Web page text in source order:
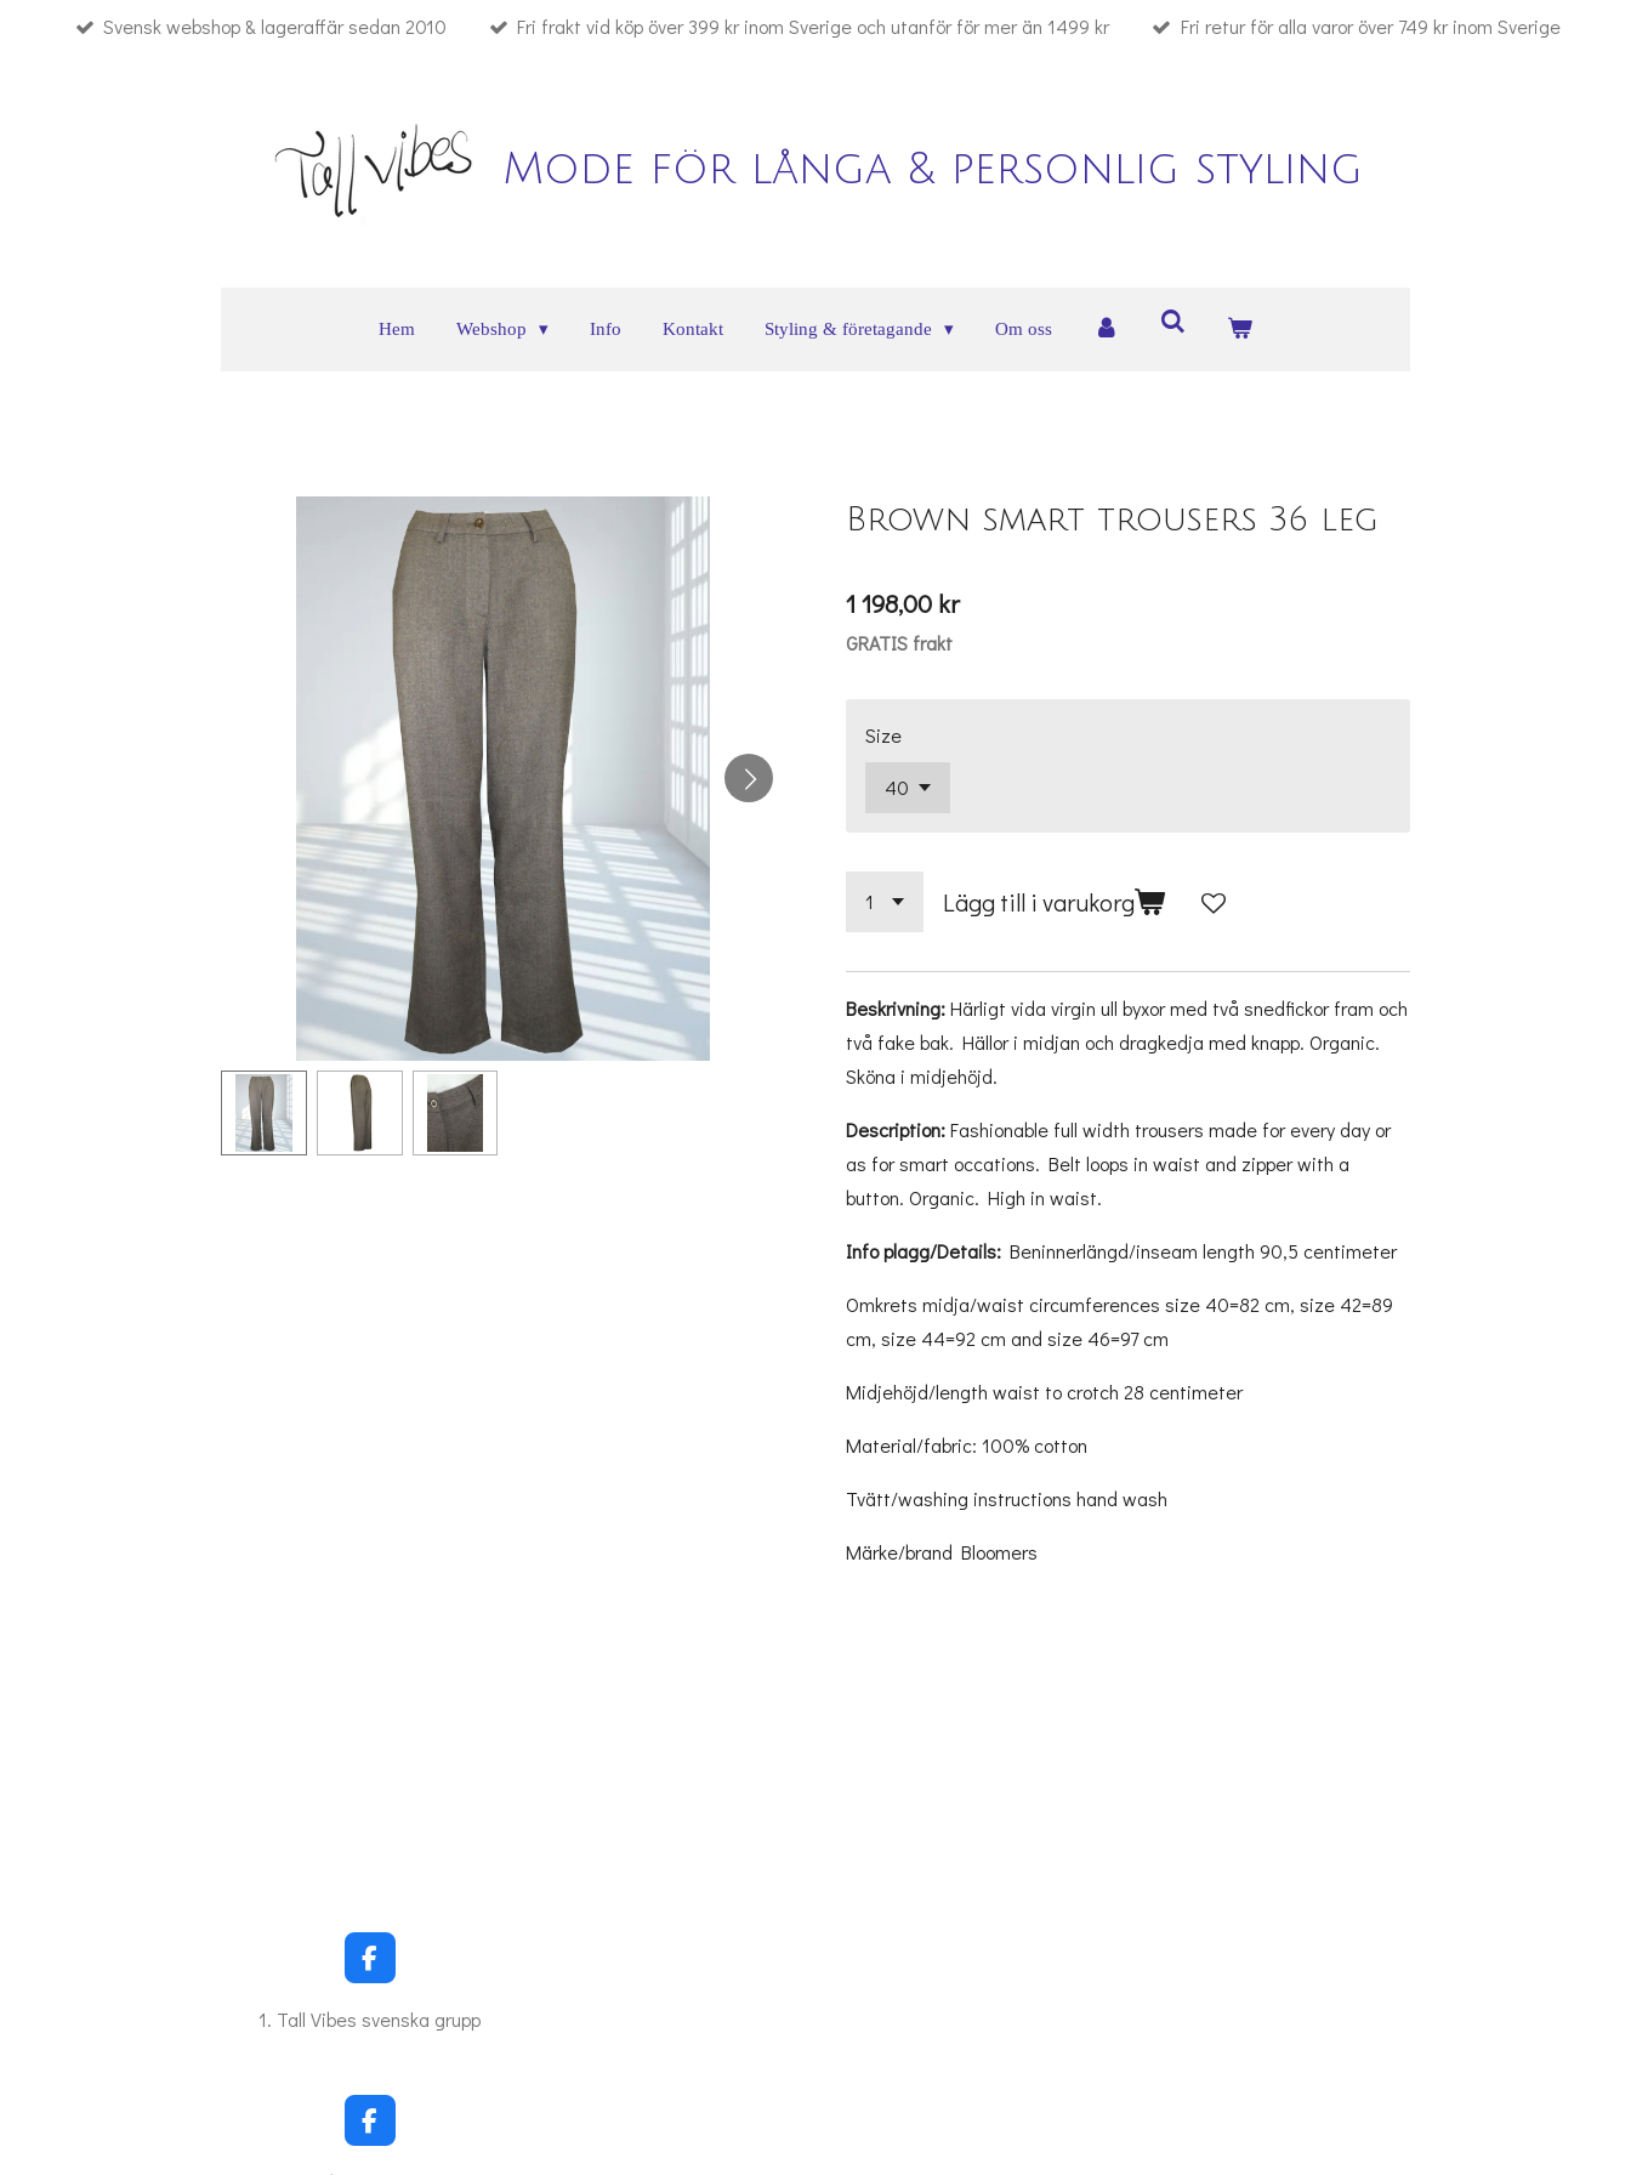
Svensk webshop & lageraffär sedan 2010 Fri frakt vid köp över 399 kr inom Sverige och utanför för mer än 1499 kr Fri retur för alla varor över 749 kr inom Sverige
Mode för långa & personlig styling
Hem Webshop Info Kontakt Styling & företagande Om oss
Brown smart trousers 36 leg
1 198,00 kr
GRATIS frakt
Size
Lägg till i varukorg
Beskrivning:Härligt vida virgin ull byxor med två snedfickor fram och
två fake bak. Hällor i midjan och dragkedja med knapp. Organic.
Sköna i midjehöjd.
Description:Fashionable full width trousers made for every day or
as for smart occations. Belt loops in waist and zipper with a
button. Organic. High in waist.
Info plagg/Details: Beninnerlängd/inseam length 90,5 centimeter
Omkrets midja/waist circumferences size 40=82 cm, size 42=89
cm, size 44=92 cm and size 46=97 cm
Midjehöjd/length waist to crotch 28 centimeter
Material/fabric: 100% cotton
Tvätt/washing instructions hand wash
Märke/brand Bloomers
F
a
c
o
k
1. Tall Vibes svenska grupp
F
a